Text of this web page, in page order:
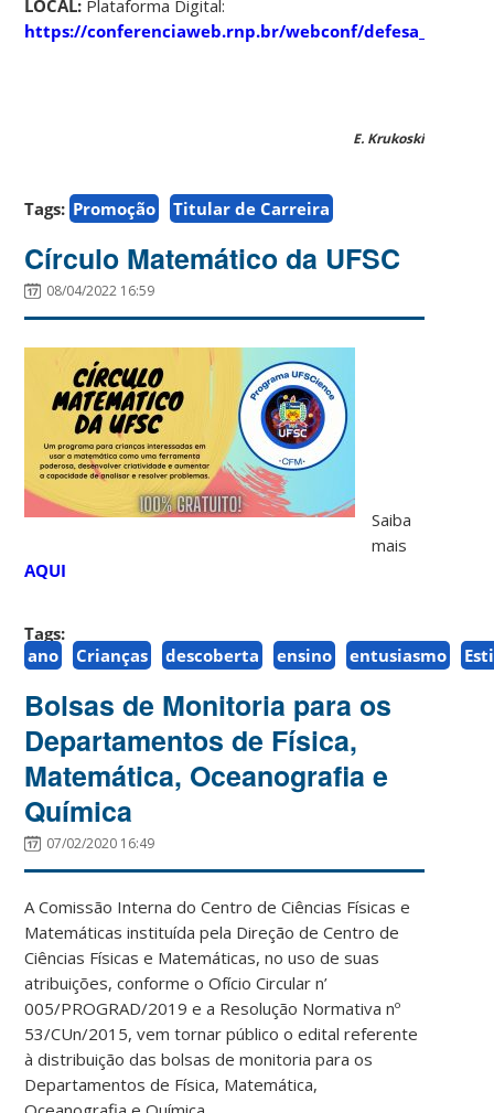
LOCAL: Plataforma Digital:
https://conferenciaweb.rnp.br/webconf/defesa_maa
E. Krukoski
Tags: Promoção Titular de Carreira
Círculo Matemático da UFSC
08/04/2022 16:59
Saiba
mais
AQUI
Tags:
ano
Crianças descoberta ensino entusiasmo
Bolsas de Monitoria para os
Departamentos de Física,
Matemática, Oceanografia e
Química
07/02/2020 16:49
A Comissão Interna do Centro de Ciências Físicas e
Matemáticas instituída pela Direção de Centro de
Ciências Físicas e Matemáticas, no uso de suas
atribuições, conforme o Ofício Circular n’
005/PROGRAD/2019 e a Resolução Normativa nº
53/CUn/2015, vem tornar público o edital referente
à distribuição das bolsas de monitoria para os
Departamentos de Física, Matemática,